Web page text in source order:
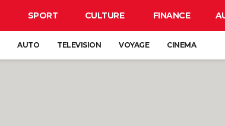
SPORT CULTURE FINANCE
AUTO TELEVISION VOYAGE CINEMA